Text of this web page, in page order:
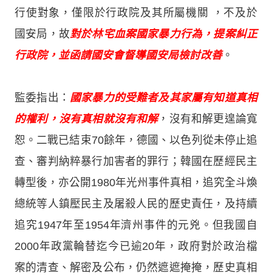
行使對象，僅限於行政院及其所屬機關 ，不及於
國安局，故對於林宅血案國家暴力行為，提案糾正
行政院，並函請國安會督導國安局檢討改善。
監委指出： 國家暴力的受難者及其家屬有知道真相
的權利，沒有真相就沒有和解，沒有和解更遑論寬
恕。二戰已結束70餘年，德國、以色列從未停止追
查、審判納粹暴行加害者的罪行；韓國在歷經民主
轉型後，亦公開1980年光州事件真相，追究全斗煥
總統等人鎮壓民主及屠殺人民的歷史責任，及持續
追究1947年至1954年濟州事件的元兇。但我國自
2000年政黨輪替迄今已逾20年，政府對於政治檔
案的清查、解密及公布，仍然遮遮掩掩，歷史真相